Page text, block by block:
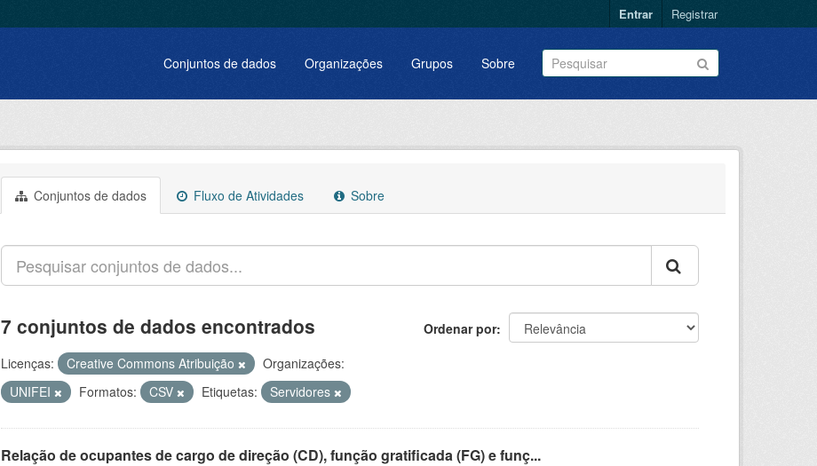
Entrar Registrar
Conjuntos de dados Organizações Grupos Sobre
Conjuntos de dados Fluxo de Atividades Sobre
Ordenar por
7 conjuntos de dados encontrados
Licenças: Creative Commons Atribuição
Organizações:
UNIFEI
Formatos: CSV Etiquetas: Servidores
Relação de ocupantes de cargo de direção (CD), função gratificada (FG) e funç...